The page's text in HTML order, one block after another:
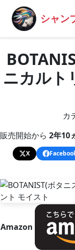
シャン
ニカルト
カ
販売開始から 2年10
X
Amazon